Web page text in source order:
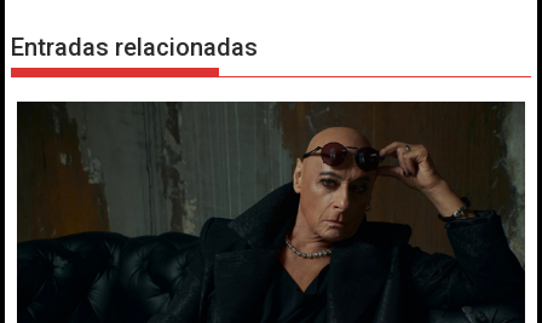
Entradas relacionadas